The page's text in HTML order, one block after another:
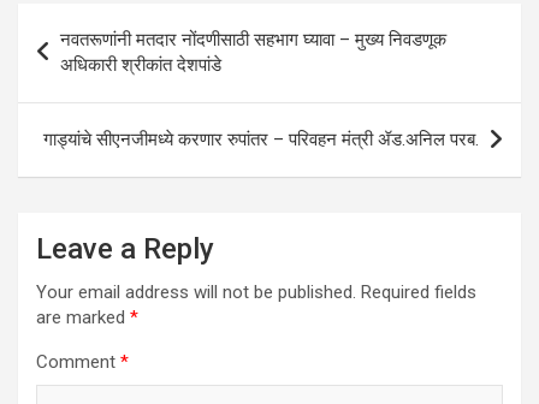
A
p
p
o
o
k
n
navigation
नवतरूणांनी मतदार नोंदणीसाठी सहभाग घ्यावा – मुख्य निवडणूक
अधिकारी श्रीकांत देशपांडे
गाड्यांचे सीएनजीमध्ये करणार रुपांतर – परिवहन मंत्री ॲड.अनिल परब.
Leave a Reply
Your email address will not be published. Required fields
are marked *
Comment *